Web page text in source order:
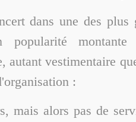
dans une des plus
popularité
autant vestimentaire
:
mais alors pas de